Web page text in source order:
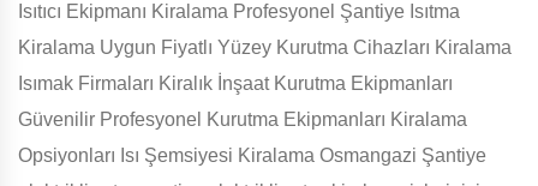
Isıtıcı Ekipmanı Kiralama Profesyonel Şantiye Isıtma
Kiralama Uygun Fiyatlı Yüzey Kurutma Cihazları Kiralama
Isımak Firmaları Kiralık İnşaat Kurutma Ekipmanları
Güvenilir Profesyonel Kurutma Ekipmanları Kiralama
Opsiyonları Isı Şemsiyesi Kiralama Osmangazi Şantiye